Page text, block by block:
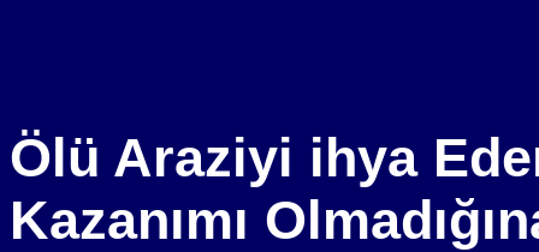
Ölü Araziyi ihya
Kazanımı